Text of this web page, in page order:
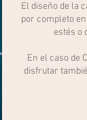
El diseño de la
por completo
estés o
En el caso de
disfrutar